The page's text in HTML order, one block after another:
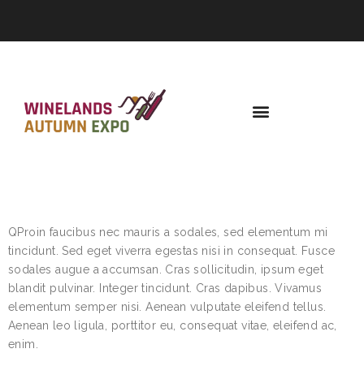
QProin faucibus nec mauris a sodales, sed elementum mi
tincidunt. Sed eget viverra egestas nisi in consequat. Fusce
sodales augue a accumsan. Cras sollicitudin, ipsum eget
blandit pulvinar. Integer tincidunt. Cras dapibus. Vivamus
elementum semper nisi. Aenean vulputate eleifend tellus.
Aenean leo ligula, porttitor eu, consequat vitae, eleifend ac,
enim.